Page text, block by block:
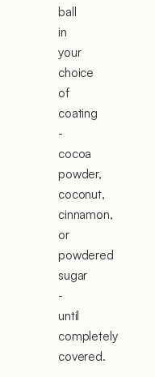
ball
in
your
choice
of
coating
-
cocoa
powder,
coconut,
cinnamon,
or
powdered
sugar
-
until
completely
covered.